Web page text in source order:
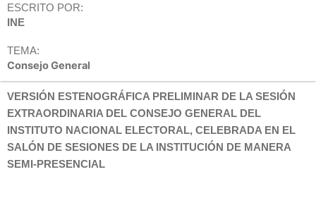
ESCRITO POR:
INE
TEMA:
Consejo General
VERSIÓN ESTENOGRÁFICA PRELIMINAR DE LA SESIÓN
EXTRAORDINARIA DEL CONSEJO GENERAL DEL
INSTITUTO NACIONAL ELECTORAL, CELEBRADA EN EL
SALÓN DE SESIONES DE LA INSTITUCIÓN DE MANERA
SEMI-PRESENCIAL